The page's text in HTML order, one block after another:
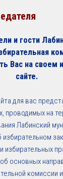
и гости
Вас на
сайте.
для вас
проводимых на
Лабинский
избирательных
основных
комиссии